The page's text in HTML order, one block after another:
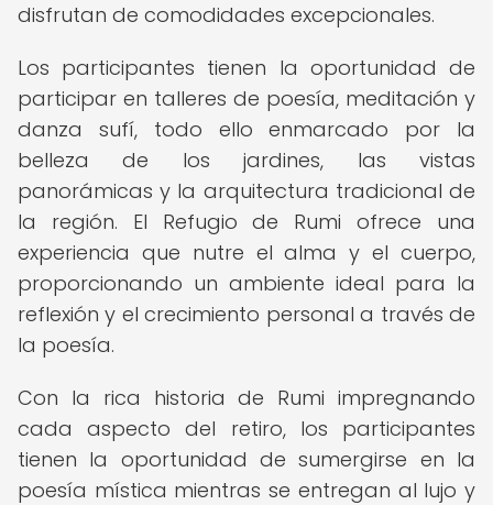
disfrutan de comodidades excepcionales.
Los participantes tienen la oportunidad de
participar en talleres de poesía, meditación y
danza sufí, todo ello enmarcado por la
belleza de los jardines, las vistas
panorámicas y la arquitectura tradicional de
la región. El Refugio de Rumi ofrece una
experiencia que nutre el alma y el cuerpo,
proporcionando un ambiente ideal para la
reflexión y el crecimiento personal a través de
la poesía.
Con la rica historia de Rumi impregnando
cada aspecto del retiro, los participantes
tienen la oportunidad de sumergirse en la
poesía mística mientras se entregan al lujo y